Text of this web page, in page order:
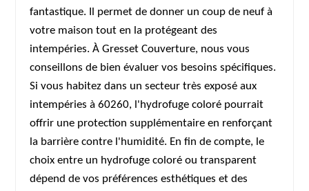
fantastique. Il permet de donner un coup de neuf à
votre maison tout en la protégeant des
intempéries. À Gresset Couverture, nous vous
conseillons de bien évaluer vos besoins spécifiques.
Si vous habitez dans un secteur très exposé aux
intempéries à 60260, l'hydrofuge coloré pourrait
offrir une protection supplémentaire en renforçant
la barrière contre l'humidité. En fin de compte, le
choix entre un hydrofuge coloré ou transparent
dépend de vos préférences esthétiques et des